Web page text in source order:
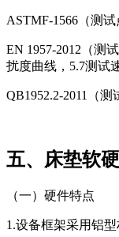
ASTMF-1566（测
EN 1957-2012（测
扰度曲线，5.7测试
QB1952.2-2011（
五、床垫软
（一）硬件特点
1.设备框架采用铝